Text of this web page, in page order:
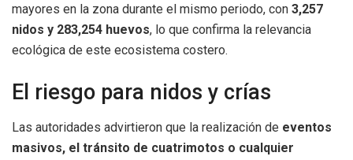
mayores en la zona durante el mismo periodo, con 3,257
nidos y 283,254 huevos, lo que confirma la relevancia
ecológica de este ecosistema costero.
El riesgo para nidos y crías
Las autoridades advirtieron que la realización de eventos
masivos, el tránsito de cuatrimotos o cualquier